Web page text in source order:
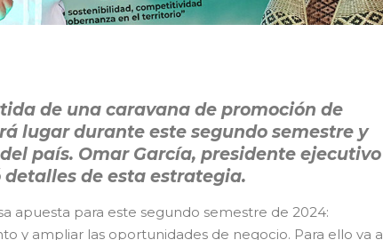
de una caravana de promoción de
lugar durante este segundo semestre y
país. Omar García, presidente ejecutivo
de esta estrategia.
apuesta para este segundo semestre de 2024:
y ampliar las oportunidades de negocio. Para ello va a